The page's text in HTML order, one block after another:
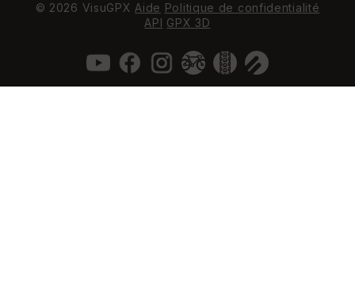
© 2026 VisuGPX Aide Politique de confidentialité
API GPX 3D